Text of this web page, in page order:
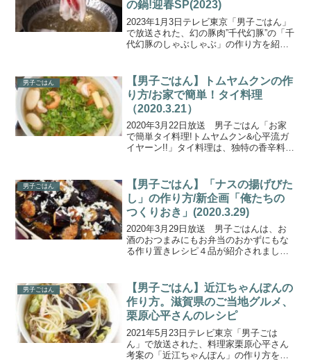
の鍋!迎春SP(2023)
2023年1月3日テレビ東京「男子ごはん」
で放送された、幻の豚肉”千代幻豚”の「千
代幻豚のしゃぶしゃぶ」の作り方を紹介
ケを行い”究極のかつお節・本枯節”と”究
極の...
男子ごはん
【男子ごはん】トムヤムクンの作
り方/お家で簡単！タイ料理
（2020.3.21）
2020年3月22日放送 男子ごはん「お家
で簡単タイ料理!トムヤムクン&心平流ガ
イヤーン!!」タイ料理は、独特の香辛料や
理２品について、栗原心平さんが教えて
くださいまし...
男子ごはん
【男子ごはん】「ナスの揚げびた
し」の作り方/新企画「俺たちの
つくりおき」(2020.3.29)
2020年3月29日放送 男子ごはんは、お
酒のおつまみにもお弁当のおかずにもな
る作り置きレシピ４品が紹介されまし
し」の作り方をご紹介します。【男子ご
はん】新企画「俺たち...
男子ごはん
【男子ごはん】近江ちゃんぽんの
作り方。滋賀県のご当地グルメ、
栗原心平さんのレシピ
2021年5月23日テレビ東京「男子ごは
ん」で放送された、料理家栗原心平さん
考案の「近江ちゃんぽん」の作り方をご